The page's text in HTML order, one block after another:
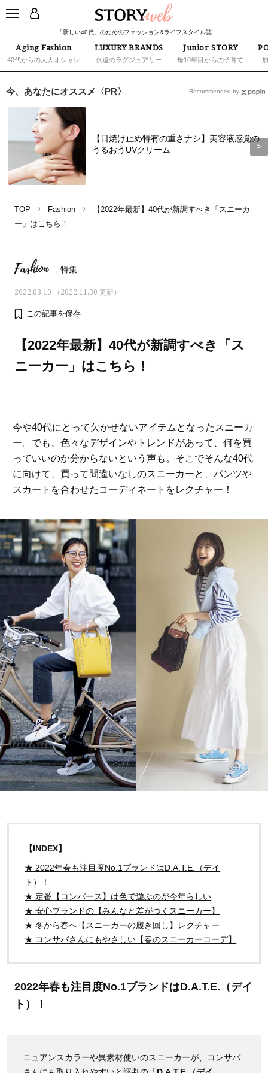
「新しい40代」のためのファッション&ライフスタイル誌
Aging Fashion
40代からの大人オシャレ
LUXURY BRANDS
永遠のラグジュアリー
Junior STORY
母10年目からの子育て
すす
ママとパパに贈る「ジェンダーレ
人気の40代髪型・ヘア
今、あなたにオススメ〈PR〉
【日焼け止め特有の重さナシ】美容液感覚の
うるおうUVクリーム
Recommended by
TOP Fashion
【2022年最新】40代が新調すべき「スニーカ
ー」はこちら！
Fashion 特集
2022.03.10 （2022.11.30 更新）
この記事を保存
【2022年最新】40代が新調すべき「ス
ニーカー」はこちら！
今や40代にとって欠かせないアイテムとなったスニーカ
ー。でも、色々なデザインやトレンドがあって、何を買
っていいのか分からないという声も。そこでそんな40代
に向けて、買って間違いなしのスニーカーと、パンツや
スカートを合わせたコーディネートをレクチャー！
【INDEX】
★ 2022年春も注目度No.1ブランドはD.A.T.E.（デイ
ト）！
★ 定番【コンバース】は色で遊ぶのが今年らしい
★ 安心ブランドの【みんなと差がつくスニーカー】
★ 冬から春へ【スニーカーの履き回し】レクチャー
★ コンサバさんにもやさしい【春のスニーカーコーデ】
2022年春も注目度No.1ブランドはD.A.T.E.（デイ
ト）！
ニュアンスカラーや異素材使いのスニーカーが、コンサバ